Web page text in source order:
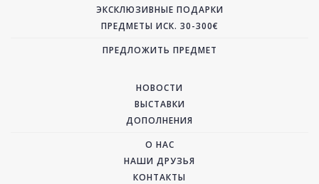
ЭКСКЛЮЗИВНЫЕ ПОДАРКИ
ПРЕДМЕТЫ ИСК. 30-300€
ПРЕДЛОЖИТЬ ПРЕДМЕТ
НОВОСТИ
ВЫСТАВКИ
ДОПОЛНЕНИЯ
О НАС
НАШИ ДРУЗЬЯ
КОНТАКТЫ